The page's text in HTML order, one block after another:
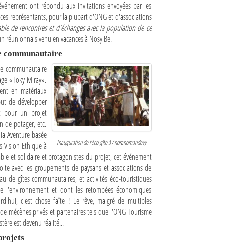
ont répondu aux invitations envoyées par les
représentants, pour la plupart d'ONG et d'associations
de rencontres et d'échanges avec la population de ce
venu en vacances à Nosy Be.
communautaire
Inauguration de l'éco-gîte à Andranomandevy
communautaire
«Toky Miray».
en matériaux
de développer
pour un projet
de potager, etc.
Aventure basée
Vision Ethique à
et solidaire et protagonistes du projet, cet événement
avec les groupements de paysans et associations de
de gîtes communautaires, et activités éco-touristiques
l'environnement et dont les retombées économiques
c'est chose faîte ! Le rêve, malgré de multiples
mécènes privés et partenaires tels que l'ONG Tourisme
est devenu réalité...